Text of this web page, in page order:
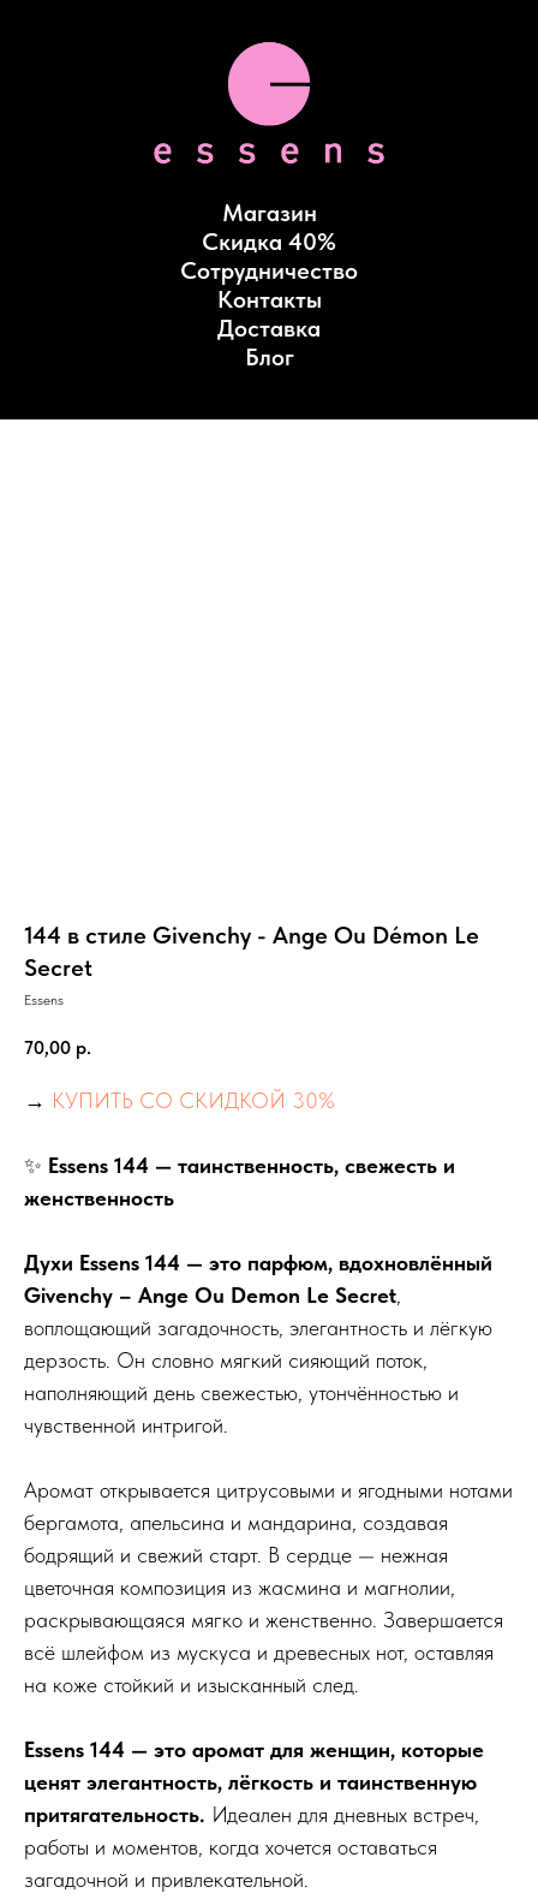
Магазин
Скидка 40%
Сотрудничество
Контакты
Доставка
Блог
144 в стиле Givenchy - Ange Ou Démon Le
Secret
Essens
70,00 р.
→ КУПИТЬ СО СКИДКОЙ 30%
✨ Essens 144 — таинственность, свежесть и
женственность
Духи Essens 144 — это парфюм, вдохновлённый
Givenchy – Ange Ou Demon Le Secret,
воплощающий загадочность, элегантность и лёгкую
дерзость. Он словно мягкий сияющий поток,
наполняющий день свежестью, утончённостью и
чувственной интригой.
Аромат открывается цитрусовыми и ягодными нотами
бергамота, апельсина и мандарина, создавая
бодрящий и свежий старт. В сердце — нежная
цветочная композиция из жасмина и магнолии,
раскрывающаяся мягко и женственно. Завершается
всё шлейфом из мускуса и древесных нот, оставляя
на коже стойкий и изысканный след.
Essens 144 — это аромат для женщин, которые
ценят элегантность, лёгкость и таинственную
притягательность. Идеален для дневных встреч,
работы и моментов, когда хочется оставаться
загадочной и привлекательной.